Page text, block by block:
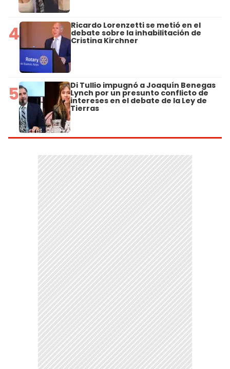
4 Ricardo Lorenzetti se metió en el
debate sobre la inhabilitación de
Cristina Kirchner
5 Di Tullio impugnó a Joaquín Benegas
Lynch por un presunto conflicto de
intereses en el debate de la Ley de
Tierras